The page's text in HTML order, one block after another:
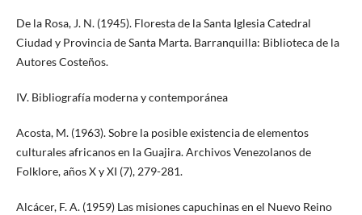
De la Rosa, J. N. (1945). Floresta de la Santa Iglesia Catedral
Ciudad y Provincia de Santa Marta. Barranquilla: Biblioteca de la
Autores Costeños.
IV. Bibliografía moderna y contemporánea
Acosta, M. (1963). Sobre la posible existencia de elementos
culturales africanos en la Guajira. Archivos Venezolanos de
Folklore, años X y XI (7), 279-281.
Alcácer, F. A. (1959) Las misiones capuchinas en el Nuevo Reino